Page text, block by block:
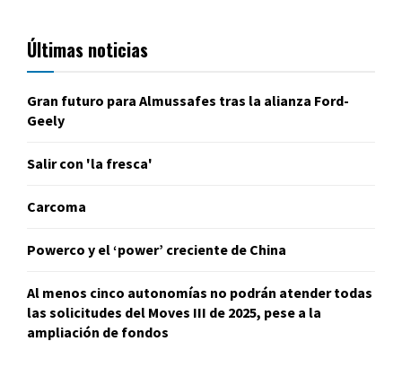
Últimas noticias
Gran futuro para Almussafes tras la alianza Ford-
Geely
Salir con 'la fresca'
Carcoma
Powerco y el ‘power’ creciente de China
Al menos cinco autonomías no podrán atender todas
las solicitudes del Moves III de 2025, pese a la
ampliación de fondos